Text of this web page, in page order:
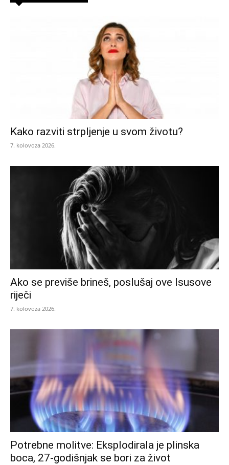
Kako razviti strpljenje u svom životu?
7. kolovoza 2026.
Ako se previše brineš, poslušaj ove Isusove
riječi
7. kolovoza 2026.
Potrebne molitve: Eksplodirala je plinska
boca, 27-godišnjak se bori za život